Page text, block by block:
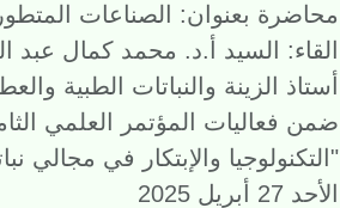
محاضرة بعنوان: الصناعات
القاء: السيد أ.د. محمد كمال عبد
أستاذ الزينة والنباتات الطبية
ضمن فعاليات المؤتمر العلمي
"التكنولوجيا والإبتكار في مجالي
الأحد 27 أبريل 2025